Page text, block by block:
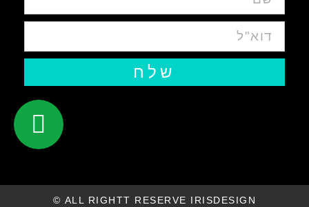
שלח
ALL RIGHTT RESERVE IRISDESIGN ©